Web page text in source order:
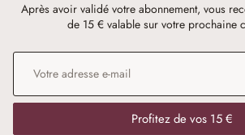
Après avoir validé votre abonnement, vous
de 15 € valable sur votre prochaine
Adresse e-mail
Profitez de vos 15 €